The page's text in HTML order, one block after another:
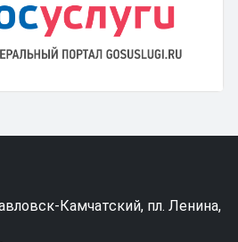
Камчатский, пл. Ленина,